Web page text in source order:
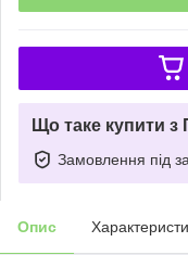
Що таке купити з
Замовлення під
Опис